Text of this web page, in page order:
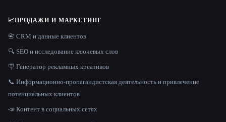
📈ПРОДАЖИ И МАРКЕТИНГ
📇 CRM и данные клиентов
🔍 SEO и исследование ключевых слов
🪧 Генератор рекламных креативов
📞 Информационно-пропагандистская деятельность и привлечение
потенциальных клиентов
📣 Контент в социальных сетях